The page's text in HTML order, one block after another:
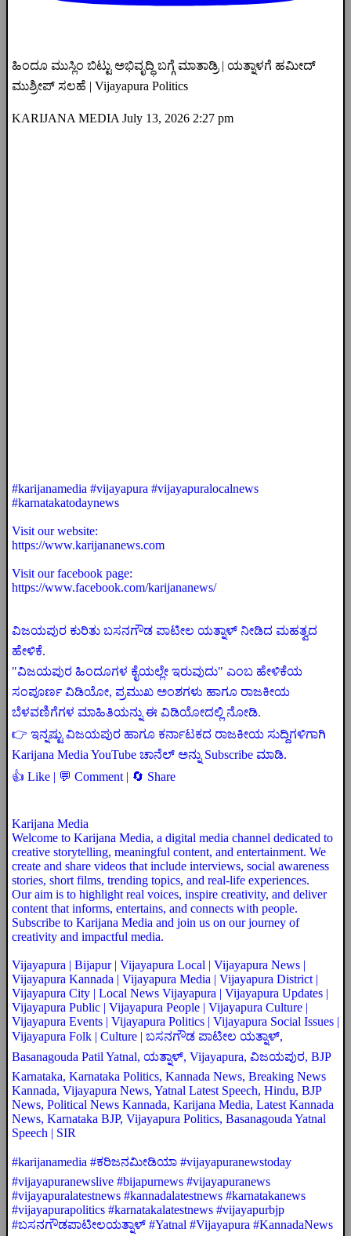
ಹಿಂದೂ ಮುಸ್ಲಿಂ ಬಿಟ್ಟು ಅಭಿವೃದ್ಧಿ ಬಗ್ಗೆ ಮಾತಾಡ್ರಿ | ಯತ್ನಾಳಗೆ ಹಮೀದ್
ಮುಶ್ರೀಪ್ ಸಲಹೆ | Vijayapura Politics
KARIJANA MEDIA July 13, 2026 2:27 pm
#karijanamedia #vijayapura #vijayapuralocalnews
#karnatakatodaynews
Visit our website:
https://www.karijananews.com
Visit our facebook page:
https://www.facebook.com/karijananews/
ವಿಜಯಪುರ ಕುರಿತು ಬಸನಗೌಡ ಪಾಟೀಲ ಯತ್ನಾಳ್ ನೀಡಿದ ಮಹತ್ವದ
ಹೇಳಿಕೆ.
"ವಿಜಯಪುರ ಹಿಂದೂಗಳ ಕೈಯಲ್ಲೇ ಇರುವುದು" ಎಂಬ ಹೇಳಿಕೆಯ
ಸಂಪೂರ್ಣ ವಿಡಿಯೋ, ಪ್ರಮುಖ ಅಂಶಗಳು ಹಾಗೂ ರಾಜಕೀಯ
ಬೆಳವಣಿಗೆಗಳ ಮಾಹಿತಿಯನ್ನು ಈ ವಿಡಿಯೋದಲ್ಲಿ ನೋಡಿ.
👉 ಇನ್ನಷ್ಟು ವಿಜಯಪುರ ಹಾಗೂ ಕರ್ನಾಟಕದ ರಾಜಕೀಯ ಸುದ್ದಿಗಳಿಗಾಗಿ
Karijana Media YouTube ಚಾನೆಲ್ ಅನ್ನು Subscribe ಮಾಡಿ.
👍 Like | 💬 Comment | 🔄 Share
Karijana Media
Welcome to Karijana Media, a digital media channel dedicated to
creative storytelling, meaningful content, and entertainment. We
create and share videos that include interviews, social awareness
stories, short films, trending topics, and real-life experiences.
Our aim is to highlight real voices, inspire creativity, and deliver
content that informs, entertains, and connects with people.
Subscribe to Karijana Media and join us on our journey of
creativity and impactful media.
Vijayapura | Bijapur | Vijayapura Local | Vijayapura News |
Vijayapura Kannada | Vijayapura Media | Vijayapura District |
Vijayapura City | Local News Vijayapura | Vijayapura Updates |
Vijayapura Public | Vijayapura People | Vijayapura Culture |
Vijayapura Events | Vijayapura Politics | Vijayapura Social Issues |
Vijayapura Folk | Culture | ಬಸನಗೌಡ ಪಾಟೀಲ ಯತ್ನಾಳ್,
Basanagouda Patil Yatnal, ಯತ್ನಾಳ್, Vijayapura, ವಿಜಯಪುರ, BJP
Karnataka, Karnataka Politics, Kannada News, Breaking News
Kannada, Vijayapura News, Yatnal Latest Speech, Hindu, BJP
News, Political News Kannada, Karijana Media, Latest Kannada
News, Karnataka BJP, Vijayapura Politics, Basanagouda Yatnal
Speech | SIR
#karijanamedia #ಕರಿಜನಮೀಡಿಯಾ #vijayapuranewstoday
#vijayapuranewslive #bijapurnews #vijayapuranews
#vijayapuralatestnews #kannadalatestnews #karnatakanews
#vijayapurapolitics #karnatakalatestnews #vijayapurbjp
#ಬಸನಗೌಡಪಾಟೀಲಯತ್ನಾಳ್ #Yatnal #Vijayapura #KannadaNews